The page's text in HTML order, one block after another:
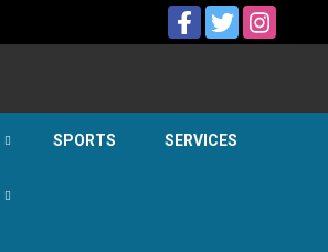
SPORTS SERVICES